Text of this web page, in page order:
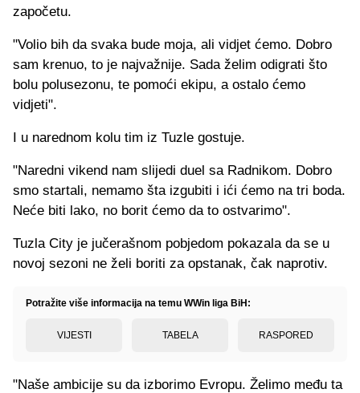
započetu.
"Volio bih da svaka bude moja, ali vidjet ćemo. Dobro
sam krenuo, to je najvažnije. Sada želim odigrati što
bolu polusezonu, te pomoći ekipu, a ostalo ćemo
vidjeti".
I u narednom kolu tim iz Tuzle gostuje.
"Naredni vikend nam slijedi duel sa Radnikom. Dobro
smo startali, nemamo šta izgubiti i ići ćemo na tri boda.
Neće biti lako, no borit ćemo da to ostvarimo".
Tuzla City je jučerašnom pobjedom pokazala da se u
novoj sezoni ne želi boriti za opstanak, čak naprotiv.
Potražite više informacija na temu WWin liga BiH:
VIJESTI TABELA RASPORED
"Naše ambicije su da izborimo Evropu. Želimo među ta